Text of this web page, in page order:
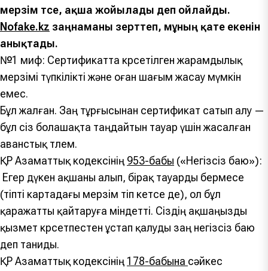
мерзім өтсе, ақша жойылады деп ойлайды.
Nofake.kz заңнаманы зерттеп, мұның қате екенін
анықтады.
№1 миф: Сертификатта көрсетілген жарамдылық
мерзімі түпкілікті және оған шағым жасау мүмкін
емес.
Бұл жалған. Заң тұрғысынан сертификат сатып алу —
бұл сіз болашақта таңдайтын тауар үшін жасалған
аванстық төлем.
ҚР Азаматтық кодексінің 953-бабы («Негізсіз баю»):
Егер дүкен ақшаны алып, бірақ тауарды бермесе
(тіпті картадағы мерзім өтіп кетсе де), ол бұл
қаражатты қайтаруға міндетті. Сіздің ақшаңызды
қызмет көрсетпестен ұстап қалуды заң негізсіз баю
деп таниды.
ҚР Азаматтық кодексінің 178-бабына сәйкес